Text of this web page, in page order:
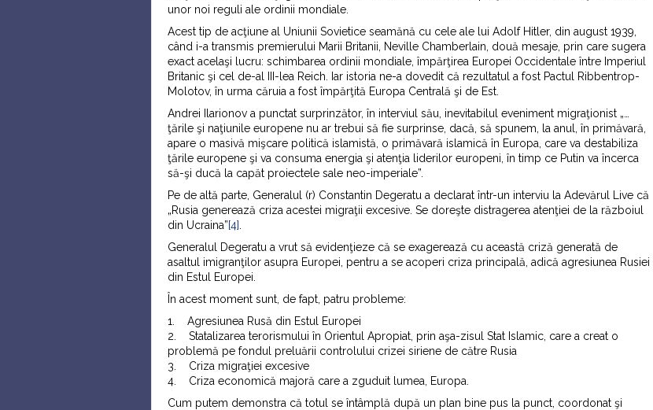
unor noi reguli ale ordinii mondiale.
Acest tip de acţiune al Uniunii Sovietice seamănă cu cele ale lui Adolf Hitler, din august 1939,
când i-a transmis premierului Marii Britanii, Neville Chamberlain, două mesaje, prin care sugera
exact acelaşi lucru: schimbarea ordinii mondiale, împărţirea Europei Occidentale între Imperiul
Britanic şi cel de-al III-lea Reich. Iar istoria ne-a dovedit că rezultatul a fost Pactul Ribbentrop-
Molotov, în urma căruia a fost împărţită Europa Centrală şi de Est.
Andrei Ilarionov a punctat surprinzător, în interviul său, inevitabilul eveniment migraţionist „…
ţările şi naţiunile europene nu ar trebui să fie surprinse, dacă, să spunem, la anul, în primăvară,
apare o masivă mişcare politică islamistă, o primăvară islamică în Europa, care va destabiliza
ţările europene şi va consuma energia şi atenţia liderilor europeni, în timp ce Putin va încerca
să-şi ducă la capăt proiectele sale neo-imperiale”.
Pe de altă parte, Generalul (r) Constantin Degeratu a declarat într-un interviu la Adevărul Live că
„Rusia generează criza acestei migraţii excesive. Se doreşte distragerea atenţiei de la războiul
din Ucraina”[4]
Generalul Degeratu a vrut să evidenţieze că se exagerează cu această criză generată de
asaltul imigranţilor asupra Europei, pentru a se acoperi criza principală, adică agresiunea Rusiei
din Estul Europei.
În acest moment sunt, de fapt, patru probleme:
1. Agresiunea Rusă din Estul Europei
2. Statalizarea terorismului în Orientul Apropiat, prin aşa-zisul Stat Islamic, care a creat o
problemă pe fondul preluării controlului crizei siriene de către Rusia
3. Criza migraţiei excesive
4. Criza economică majoră care a zguduit lumea, Europa.
Cum putem demonstra că totul se întâmplă după un plan bine pus la punct, coordonat şi